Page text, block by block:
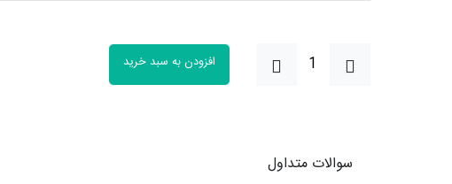
افزودن به سبد خرید
سوالات متداول